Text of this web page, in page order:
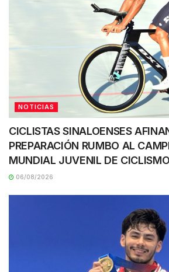
NOTICIAS
CICLISTAS SINALOENSES
PREPARACIÓN RUMBO AL
MUNDIAL JUVENIL DE
06/08/2026